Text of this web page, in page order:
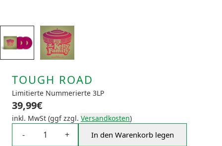
TOUGH ROAD
Limitierte Nummerierte 3LP
39,99€
inkl. MwSt (ggf zzgl. Versandkosten)
- + TOUGH ROAD in
In den Warenkorb legen